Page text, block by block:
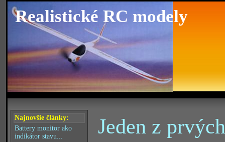
Realistické RC modely
Najnovšie články:
Battery monitor ako
indikátor stavu...
Jeden z